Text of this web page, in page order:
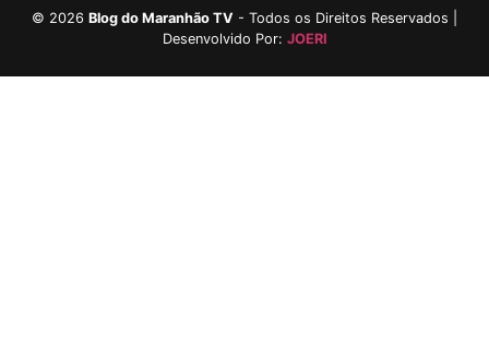
© 2026 Blog do Maranhão TV - Todos os Direitos Reservados |
Desenvolvido Por: JOERI